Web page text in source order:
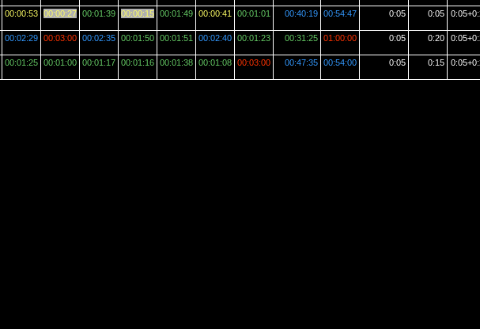
00:00:53 00:00:27 00:01:39 00:00:15 00:01:49 00:00:41 00:01:01 00:40:19 00:54:47 0:05 0:05
00:02:29 00:03:00 00:02:35 00:01:50 00:01:51 00:02:40 00:01:23 00:31:25 01:00:00 0:05 0:20
00:01:25 00:01:00 00:01:17 00:01:16 00:01:38 00:01:08 00:03:00 00:47:35 00:54:00 0:05 0:15